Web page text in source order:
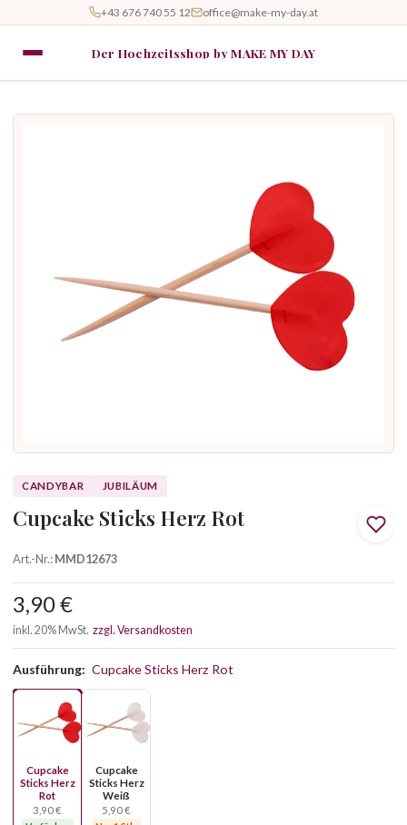
+43 676 740 55 12 office@make-my-day.at
Der Hochzeitsshop by MAKE MY DAY
CANDYBAR JUBILÄUM
Cupcake Sticks Herz Rot
Art.-Nr.:MMD12673
3,90 €
inkl. 20% MwSt. zzgl. Versandkosten
Ausführung: Cupcake Sticks Herz Rot
Cupcake
Sticks Herz
Rot
3,90 €
Cupcake
Sticks Herz
Weiß
5,90 €